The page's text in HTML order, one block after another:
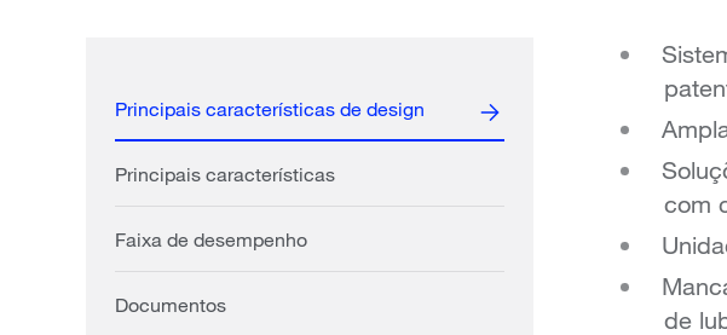
Principais características de design
com
de
Principais características
Faixa de desempenho
Documentos